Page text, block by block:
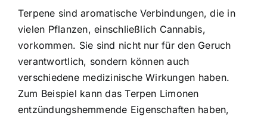
Terpene sind aromatische Verbindungen, die in
vielen Pflanzen, einschließlich Cannabis,
vorkommen. Sie sind nicht nur für den Geruch
verantwortlich, sondern können auch
verschiedene medizinische Wirkungen haben.
Zum Beispiel kann das Terpen Limonen
entzündungshemmende Eigenschaften haben,